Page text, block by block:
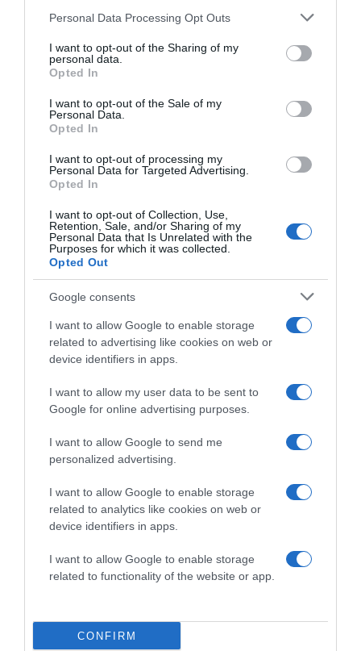
Please note that this website/app uses one or more Google
not limited to your visit or usage behaviour. You may click to
grant or deny consent to Google and its third-party tags to
use your data for below specified purposes in below Google
consent section.
Personal Data Processing Opt Outs
I want to opt-out of the Sharing of my
personal data.
Opted In
I want to opt-out of the Sale of my
Personal Data.
Opted In
I want to opt-out of processing my
Personal Data for Targeted Advertising.
Opted In
I want to opt-out of Collection, Use,
Retention, Sale, and/or Sharing of my
Personal Data that Is Unrelated with the
Purposes for which it was collected.
Opted Out
Google consents
I want to allow Google to enable storage
related to advertising like cookies on web or
device identifiers in apps.
I want to allow my user data to be sent to
Google for online advertising purposes.
I want to allow Google to send me
personalized advertising.
I want to allow Google to enable storage
related to analytics like cookies on web or
device identifiers in apps.
I want to allow Google to enable storage
related to functionality of the website or app.
CONFIRM
Címkék: párkapcsolat
Gigi,babaszületés,első gyermek
Korábbi bejegyzések
HASONLÓ BEJEGYZÉSEK
Csökkenti a vérnyomást, és védi a szívet